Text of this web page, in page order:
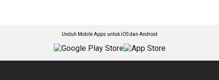
Unduh Mobile Apps untuk iOS dan Android